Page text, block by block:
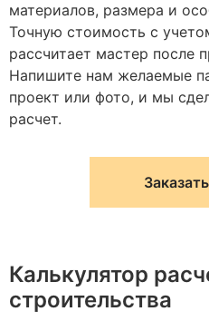
материалов, размера и
Точную стоимость с
рассчитает мастер после
Напишите нам желаемые
проект или фото, и мы
расчет.
Калькулятор
строительства